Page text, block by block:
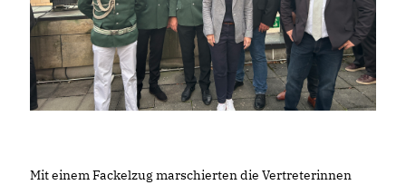
Mit einem Fackelzug marschierten die Vertreterinnen